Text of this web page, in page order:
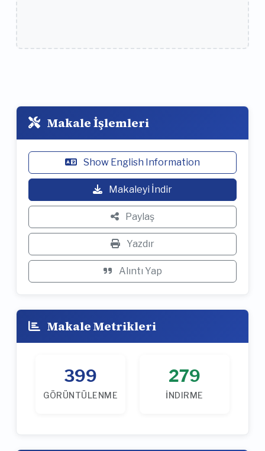
Makale İşlemleri
Show English Information
Makaleyi İndir
Paylaş
Yazdır
Alıntı Yap
Makale Metrikleri
399
GÖRÜNTÜLENME
279
İNDIRME